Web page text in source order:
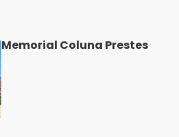
Memorial Coluna Prestes